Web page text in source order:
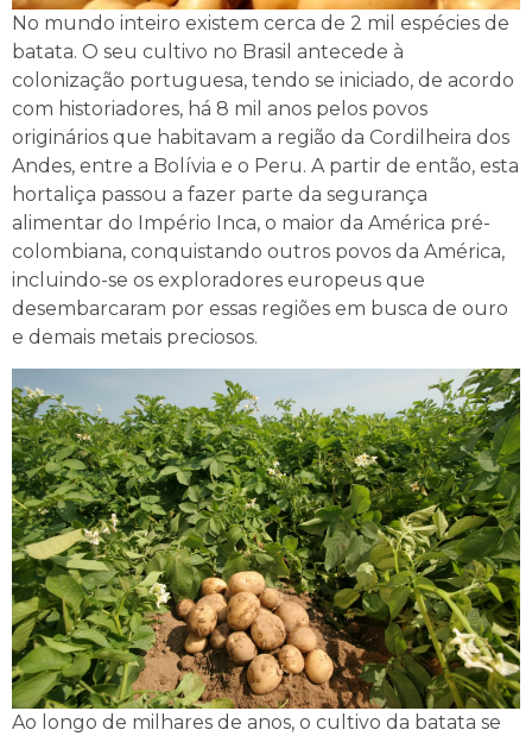
No mundo inteiro existem cerca de 2 mil espécies de
batata. O seu cultivo no Brasil antecede à
colonização portuguesa, tendo se iniciado, de acordo
com historiadores, há 8 mil anos pelos povos
originários que habitavam a região da Cordilheira dos
Andes, entre a Bolívia e o Peru. A partir de então, esta
hortaliça passou a fazer parte da segurança
alimentar do Império Inca, o maior da América pré-
colombiana, conquistando outros povos da América,
incluindo-se os exploradores europeus que
desembarcaram por essas regiões em busca de ouro
e demais metais preciosos.
Ao longo de milhares de anos, o cultivo da batata se